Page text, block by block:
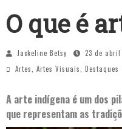
O que é
Jackeline Betsy
23 de abril
Artes
Artes Visuais Destaques
A arte indígena é um dos
que representam as